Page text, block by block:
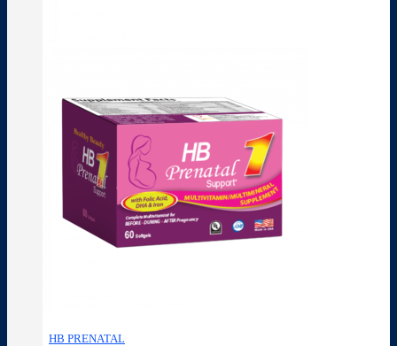
HB PRENATAL